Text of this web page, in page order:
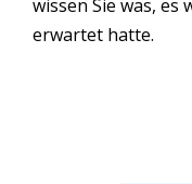
wissen Sie was, es
erwartet hatte.